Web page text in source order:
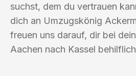
suchst, dem du vertrauen
dich an Umzugskönig
freuen uns darauf, dir bei
Aachen nach Kassel